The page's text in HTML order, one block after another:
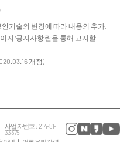
기술의 변경에 따라 내용의 추가,
지 ‘공지사항'란을 통해 고지할
개정)
사업자번호 : 214-81-
33375